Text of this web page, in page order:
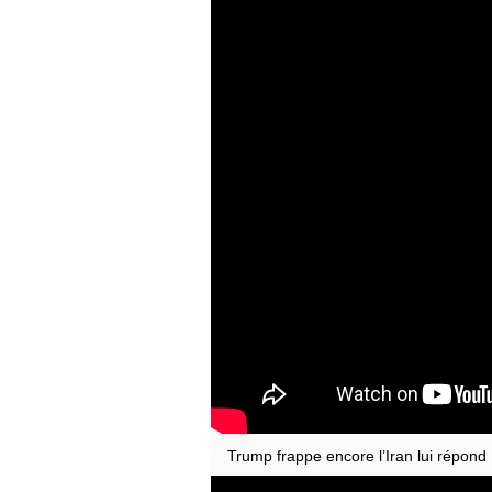
Trump frappe encore l’Iran lui répond